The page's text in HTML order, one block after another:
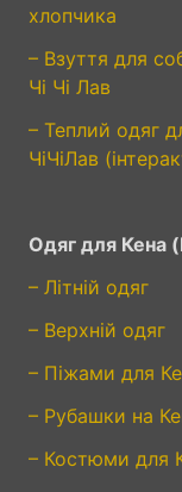
хлопчика
– Взуття для
Чі Чі Лав
– Теплий одяг
ЧіЧіЛав
Одяг для Кена
– Літній одяг
– Верхній одяг
– Піжами для
– Рубашки на
– Костюми для